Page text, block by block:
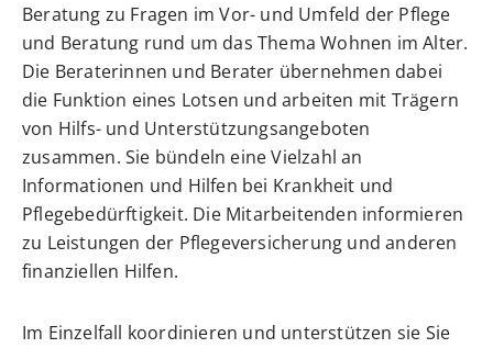
Beratung zu Fragen im Vor- und Umfeld der Pflege
und Beratung rund um das Thema Wohnen im Alter.
Die Beraterinnen und Berater übernehmen dabei
die Funktion eines Lotsen und arbeiten mit Trägern
von Hilfs- und Unterstützungsangeboten
zusammen. Sie bündeln eine Vielzahl an
Informationen und Hilfen bei Krankheit und
Pflegebedürftigkeit. Die Mitarbeitenden informieren
zu Leistungen der Pflegeversicherung und anderen
finanziellen Hilfen.
Im Einzelfall koordinieren und unterstützen sie Sie